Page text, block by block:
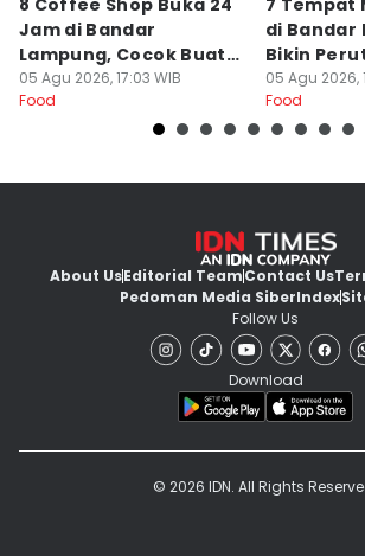
8 Coffee Shop Buka 24
Jam di Bandar
Lampung, Cocok Buat
Begadang
05 Agu 2026, 17:03 WIB
Food
7 Tempat
di Bandar
Bikin
05 Agu 2026,
Food
About UsEditorial TeamContact Us
Pedoman Media SiberIndex
Follow Us
Download
© 2026 IDN. All Rights